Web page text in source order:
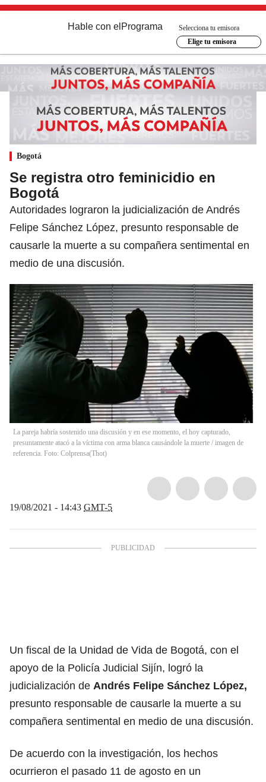
Hable con el Programa
Selecciona tu emisora
Elige tu emisora
Bogotá
Se registra otro feminicidio en
Bogotá
Autoridades lograron la judicialización de Andrés
Felipe Sánchez López, presunto responsable de
causarle la muerte a su compañera sentimental en
medio de una discusión.
La pareja habría sostenido una discusión y en ese momento, el hoy capturado,
presuntamente atacó a la víctima con arma blanca causándole la muerte / imagen de
referencia. Foto: Colprensa(Thot)
19/08/2021 - 14:43 GMT-5
Un fiscal de la Unidad de Vida de Bogotá, con el
apoyo de la Policía Judicial Sijín, logró la
judicialización de Andrés Felipe Sánchez López,
presunto responsable de causarle la muerte a su
compañera sentimental en medio de una discusión.
De acuerdo con la investigación, los hechos
ocurrieron el pasado 11 de agosto en un